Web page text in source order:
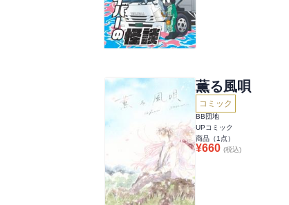
薫る風唄
コミック
BB団地
UPコミック
商品（1 点）
¥660 (税込)